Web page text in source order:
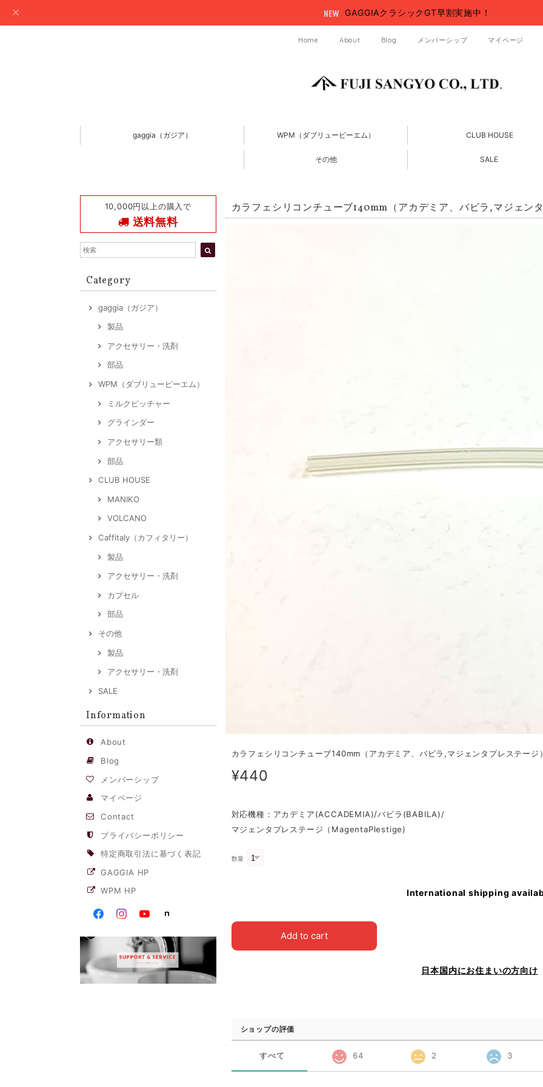
GAGGIAクラシックGT早割実施中！
Home About Blog メンバーシップ マイページ
gaggia（ガジア） WPM（ダブリューピーエム） CLUB HOUSE
その他 SALE
10,000円以上の購入で
送料無料
Category
gaggia（ガジア）
製品
アクセサリー・洗剤
部品
WPM（ダブリューピーエム）
ミルクピッチャー
グラインダー
アクセサリー類
部品
CLUB HOUSE
MANIKO
VOLCANO
Caffitaly（カフィタリー）
製品
アクセサリー・洗剤
カプセル
部品
その他
製品
アクセサリー・洗剤
SALE
Information
About
Blog
メンバーシップ
マイページ
Contact
プライバシーポリシー
特定商取引法に基づく表記
GAGGIA HP
WPM HP
カラフェシリコンチューブ140mm（アカデミア、バビラ,マジェン
カラフェシリコンチューブ140mm（アカデミア、バビラ,マジェンタプレステージ
¥440
対応機種：アカデミア(ACCADEMIA)/バビラ(BABILA)/
マジェンタプレステージ（MagentaPlestige)
数量
International shipping
Add to cart
日本国内にお住まいの方向け
ショップの評価
すべて 64 2 3